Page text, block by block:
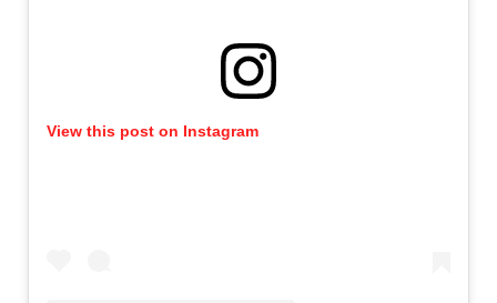
View this post on Instagram